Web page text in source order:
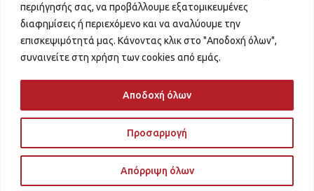
περιήγησής σας, να προβάλλουμε εξατομικευμένες
διαφημίσεις ή περιεχόμενο και να αναλύουμε την
επισκεψιμότητά μας. Κάνοντας κλικ στο "Αποδοχή όλων",
συναινείτε στη χρήση των cookies από εμάς.
Προσαρμογή
Απόρριψη όλων
Αποδοχή όλων
ΓΙΑ ΤΑ ΠΑΙΔΙΑ ΚΑΙ ΤΗΝ ΟΙΚΟΓΕΝΕΙΑ, ΤΟ
ΜΕΛΛΟΝ ΤΟ ΚΕΡΔΙΖΟΥΜΕ
31 Ιουλίου 2026
VOUCHER ΠΑΙΔΙΚΟΙ ΣΤΑΘΜΟΙ
2023 All rights reserved – Powered byFOCUS ON GROUP